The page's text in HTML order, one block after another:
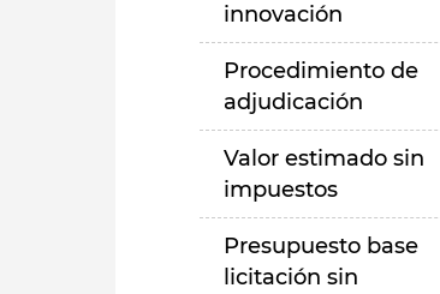
innovación
Procedimiento de
adjudicación
Valor estimado sin
impuestos
Presupuesto base
licitación sin